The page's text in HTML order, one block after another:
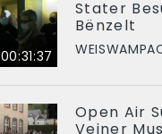
00:31:37
Stater
Bënzelt
Open Air
Veiner